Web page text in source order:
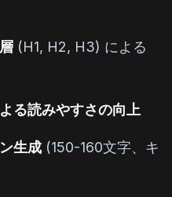
(H1, H2, H3) による
る読みやすさの向上
生成 (150-160文字、キ